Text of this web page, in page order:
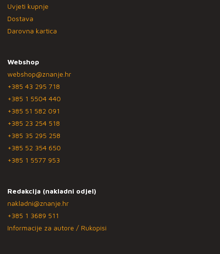
Uvjeti kupnje
Dostava
Darovna kartica
Webshop
webshop@znanje.hr
+385 43 295 718
+385 1 5504 440
+385 51 582 091
+385 23 254 518
+385 35 295 258
+385 52 354 650
+385 1 5577 953
Redakcija (nakladni odjel)
nakladni@znanje.hr
+385 1 3689 511
Informacije za autore / Rukopisi